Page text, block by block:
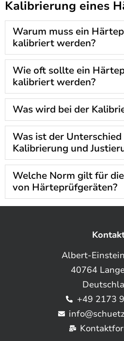
Kalibrierung eines
Warum muss ein
kalibriert werden?
Wie oft sollte ein
kalibriert werden?
Was wird bei der
Was ist der
Kalibrierung und
Welche Norm gilt für
von Härteprüfgeräten?
Albert-
40764
+49 2173